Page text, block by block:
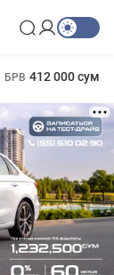
БРВ 412 000 сум